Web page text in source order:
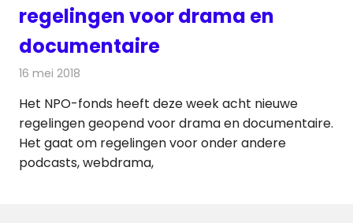
regelingen voor drama en
documentaire
16 mei 2018
Het NPO-fonds heeft deze week acht nieuwe
regelingen geopend voor drama en documentaire.
Het gaat om regelingen voor onder andere
podcasts, webdrama,